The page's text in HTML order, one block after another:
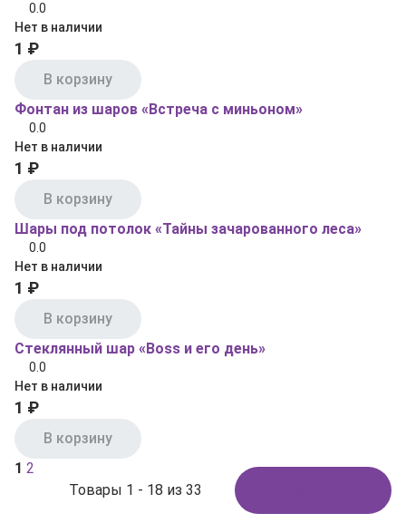
0.0
Нет в наличии
1 ₽
В корзину
Фонтан из шаров «Встреча с миньоном»
0.0
Нет в наличии
1 ₽
В корзину
Шары под потолок «Тайны зачарованного леса»
0.0
Нет в наличии
1 ₽
В корзину
Стеклянный шар «Boss и его день»
0.0
Нет в наличии
1 ₽
В корзину
Товары 1 - 18 из 33
1 2